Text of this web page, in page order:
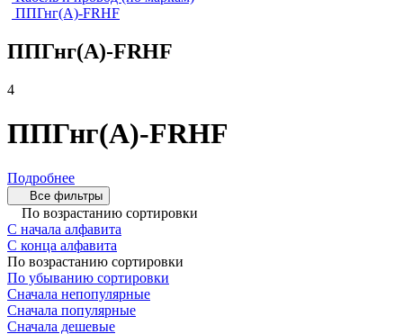
ППГнг(А)-FRHF
ППГнг(А)-FRHF
4
ППГнг(А)-FRHF
Подробнее
Все фильтры
По возрастанию сортировки
С начала алфавита
С конца алфавита
По возрастанию сортировки
По убыванию сортировки
Сначала непопулярные
Сначала популярные
Сначала дешевые